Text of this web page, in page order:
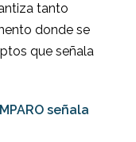
tanto
donde se
que señala
señala